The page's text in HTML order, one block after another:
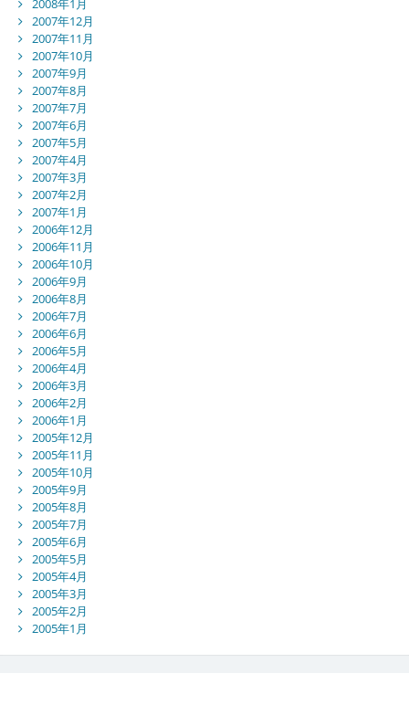
2007年12月
2007年11月
2007年10月
2007年9月
2007年8月
2007年7月
2007年6月
2007年5月
2007年4月
2007年3月
2007年2月
2007年1月
2006年12月
2006年11月
2006年10月
2006年9月
2006年8月
2006年7月
2006年6月
2006年5月
2006年4月
2006年3月
2006年2月
2006年1月
2005年12月
2005年11月
2005年10月
2005年9月
2005年8月
2005年7月
2005年6月
2005年5月
2005年4月
2005年3月
2005年2月
2005年1月